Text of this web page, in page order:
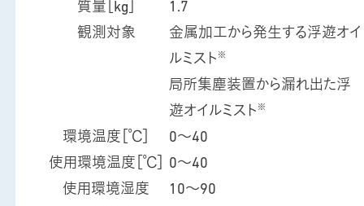
質量［kg］
1.7
観測対象
金属加工から発生する浮遊オイ
ルミスト ※
局所集塵装置から漏れ出た浮
遊オイルミスト ※
環境温度［℃］
0～40
使用環境温度［℃］
0～40
使用環境湿度
10～90